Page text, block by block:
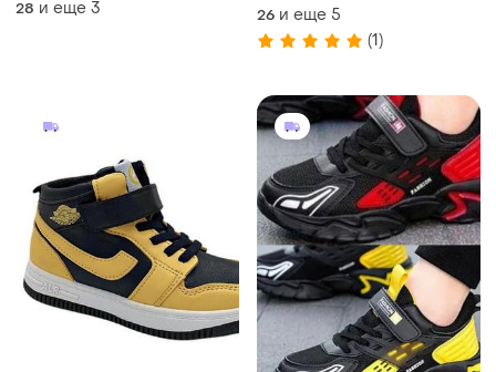
28 и еще 3
желтым демисезонные
5510
26 и еще 5
(1)